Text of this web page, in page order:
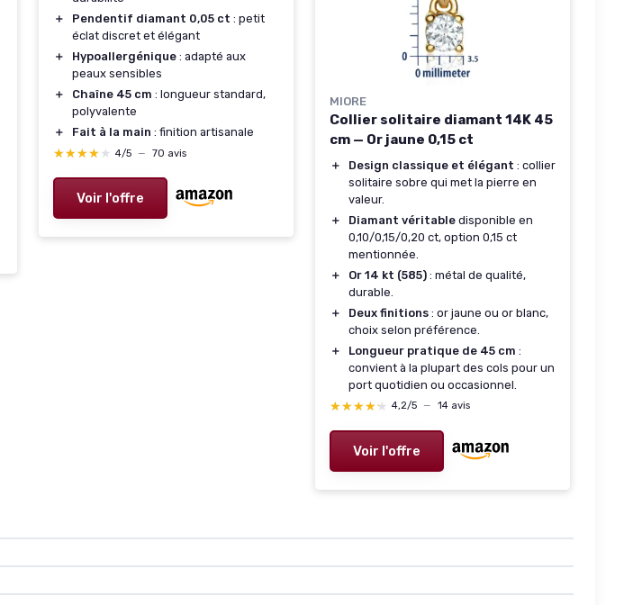
＋
Pendentif diamant 0,05 ct : petit
éclat discret et élégant
＋
Hypoallergénique : adapté aux
peaux sensibles
＋
Chaîne 45 cm : longueur standard,
polyvalente
＋
Fait à la main : finition artisanale
★★★★★
★★★★★ 4/5 — 70 avis
Voir l'offre
MIORE
Collier solitaire diamant 14K 45
cm — Or jaune 0,15 ct
＋ Design classique et élégant : collier
solitaire sobre qui met la pierre en
valeur.
＋
Diamant véritable disponible en
0,10/0,15/0,20 ct, option 0,15 ct
mentionnée.
＋
Or 14 kt (585) : métal de qualité,
durable.
＋
Deux finitions : or jaune ou or blanc,
choix selon préférence.
＋
Longueur pratique de 45 cm :
convient à la plupart des cols pour un
port quotidien ou occasionnel.
★★★★★
★★★★★ 4,2/5 — 14 avis
Voir l'offre